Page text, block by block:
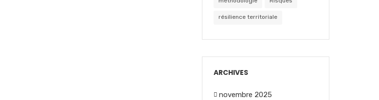
résilience territoriale
ARCHIVES
novembre 2025